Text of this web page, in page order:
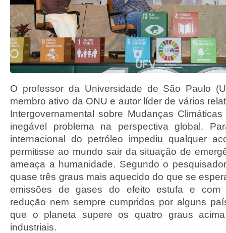
O professor da Universidade de São Paulo
membro ativo da ONU e autor líder de vários
Intergovernamental sobre Mudanças
inegável problema na perspectiva global.
internacional do petróleo impediu qualquer
permitisse ao mundo sair da situação de
ameaça a humanidade. Segundo o
quase três graus mais aquecido do que se
emissões de gases do efeito estufa e com
redução nem sempre cumpridos por alguns
que o planeta supere os quatro graus
industriais.